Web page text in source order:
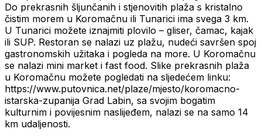
Do prekrasnih šljunčanih i stjenovitih plaža s kristalno
čistim morem u Koromačnu ili Tunarici ima svega 3 km.
U Tunarici možete iznajmiti plovilo – gliser, čamac, kajak
ili SUP. Restoran se nalazi uz plažu, nudeći savršen spoj
gastronomskih užitaka i pogleda na more. U Koromačnu
se nalazi mini market i fast food. Slike prekrasnih plaža
u Koromačnu možete pogledati na sljedećem linku:
https://www.putovnica.net/plaze/mjesto/koromacno-
istarska-zupanija Grad Labin, sa svojim bogatim
kulturnim i povijesnim naslijeđem, nalazi se na samo 14
km udaljenosti.